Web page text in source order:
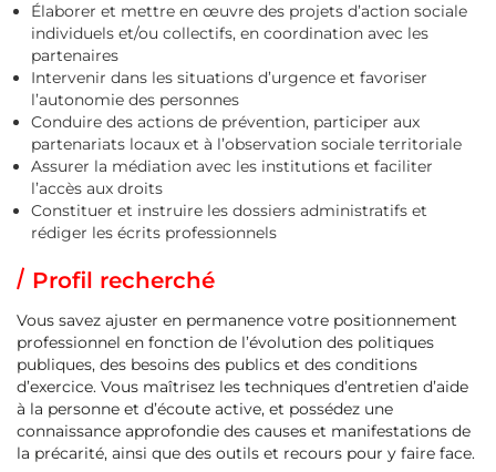
Élaborer et mettre en œuvre des projets d’action sociale
individuels et/ou collectifs, en coordination avec les
partenaires
Intervenir dans les situations d’urgence et favoriser
l’autonomie des personnes
Conduire des actions de prévention, participer aux
partenariats locaux et à l’observation sociale territoriale
Assurer la médiation avec les institutions et faciliter
l’accès aux droits
Constituer et instruire les dossiers administratifs et
rédiger les écrits professionnels
Profil recherché
Vous savez ajuster en permanence votre positionnement
professionnel en fonction de l’évolution des politiques
publiques, des besoins des publics et des conditions
d’exercice. Vous maîtrisez les techniques d’entretien d’aide
à la personne et d’écoute active, et possédez une
connaissance approfondie des causes et manifestations de
la précarité, ainsi que des outils et recours pour y faire face.